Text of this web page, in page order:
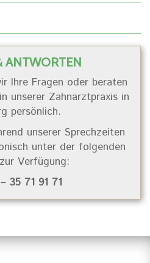
ANTWORTEN
Ihre Fragen oder beraten
unserer Zahnarztpraxis in
persönlich.
unserer Sprechzeiten
unter der folgenden
Verfügung:
35 71 91 71